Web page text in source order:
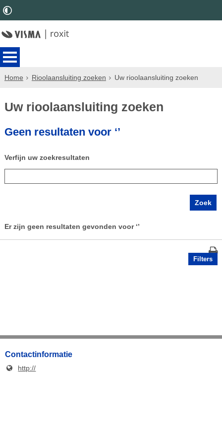
Home Rioolaansluiting zoeken Uw rioolaansluiting zoeken
Uw rioolaansluiting zoeken
Geen resultaten voor ‘’
Verfijn uw zoekresultaten
Er zijn geen resultaten gevonden voor ‘’
Filters
Contactinformatie
http://